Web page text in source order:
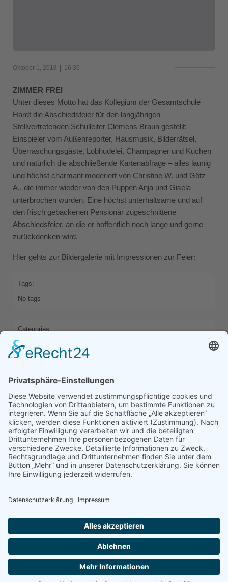
Latest Comments
Oktober 1, 2018 | 16:35
ZIMMER FREI
Unter dieses Motto hat das Kollegium der Gesamtschule
Hardt die Abschiedsfeier für den langjährigen
Stellvertretenden Schulleiter Clemens Braun gestellt:
Einspieler vom Außenreporter, Hausmusik, Bilderrätsel,
Überraschungsgäste, Lobhudelei, Champagner und Kuchen
und natürlich die abschließende Kartenabfrage – alles launig
und höchst charmant moderiert von Christine W. und Götz
A., die immer wieder von den Puppen Anja und Gisela
unterbrochen wurden. Eine höchst unterhaltsame und auf
den frisch gebackenen Pensionär zugeschnittene
Abschiedsfeier, an die er hoffentlich noch lange und gerne
zurückdenken wird.
Hier gehts zur Bildergalerie mit Impressionen zur Feier:
Tags:
No tags
Categories:
HOME SCHWERPUNKTE
Previous
Comments are closed
© 2026 GESAMTSCHULE HARDT. Created with